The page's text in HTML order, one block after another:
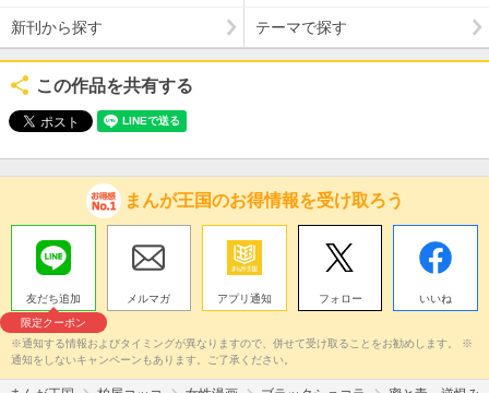
新刊から探す テーマで探す
この作品を共有する
まんが王国のお得情報を受け取ろう
友だち追加
限定クーポン
メルマガ アプリ通知 フォロー いいね
※通知する情報およびタイミングが異なりますので、併せて受け取ることをお勧めします。 ※
通知をしないキャンペーンもあります。ご了承ください。